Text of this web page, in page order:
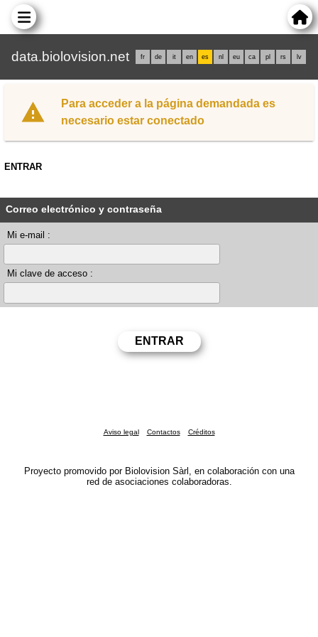
data.biolovision.net fr de it en es nl eu ca pl rs lv
Para acceder a la página demandada es
necesario estar conectado
ENTRAR
Correo electrónico y contraseña
Mi e-mail :
Mi clave de acceso :
Aviso legal Contactos Créditos
Proyecto promovido por Biolovision Sàrl, en colaboración con una
red de asociaciones colaboradoras.